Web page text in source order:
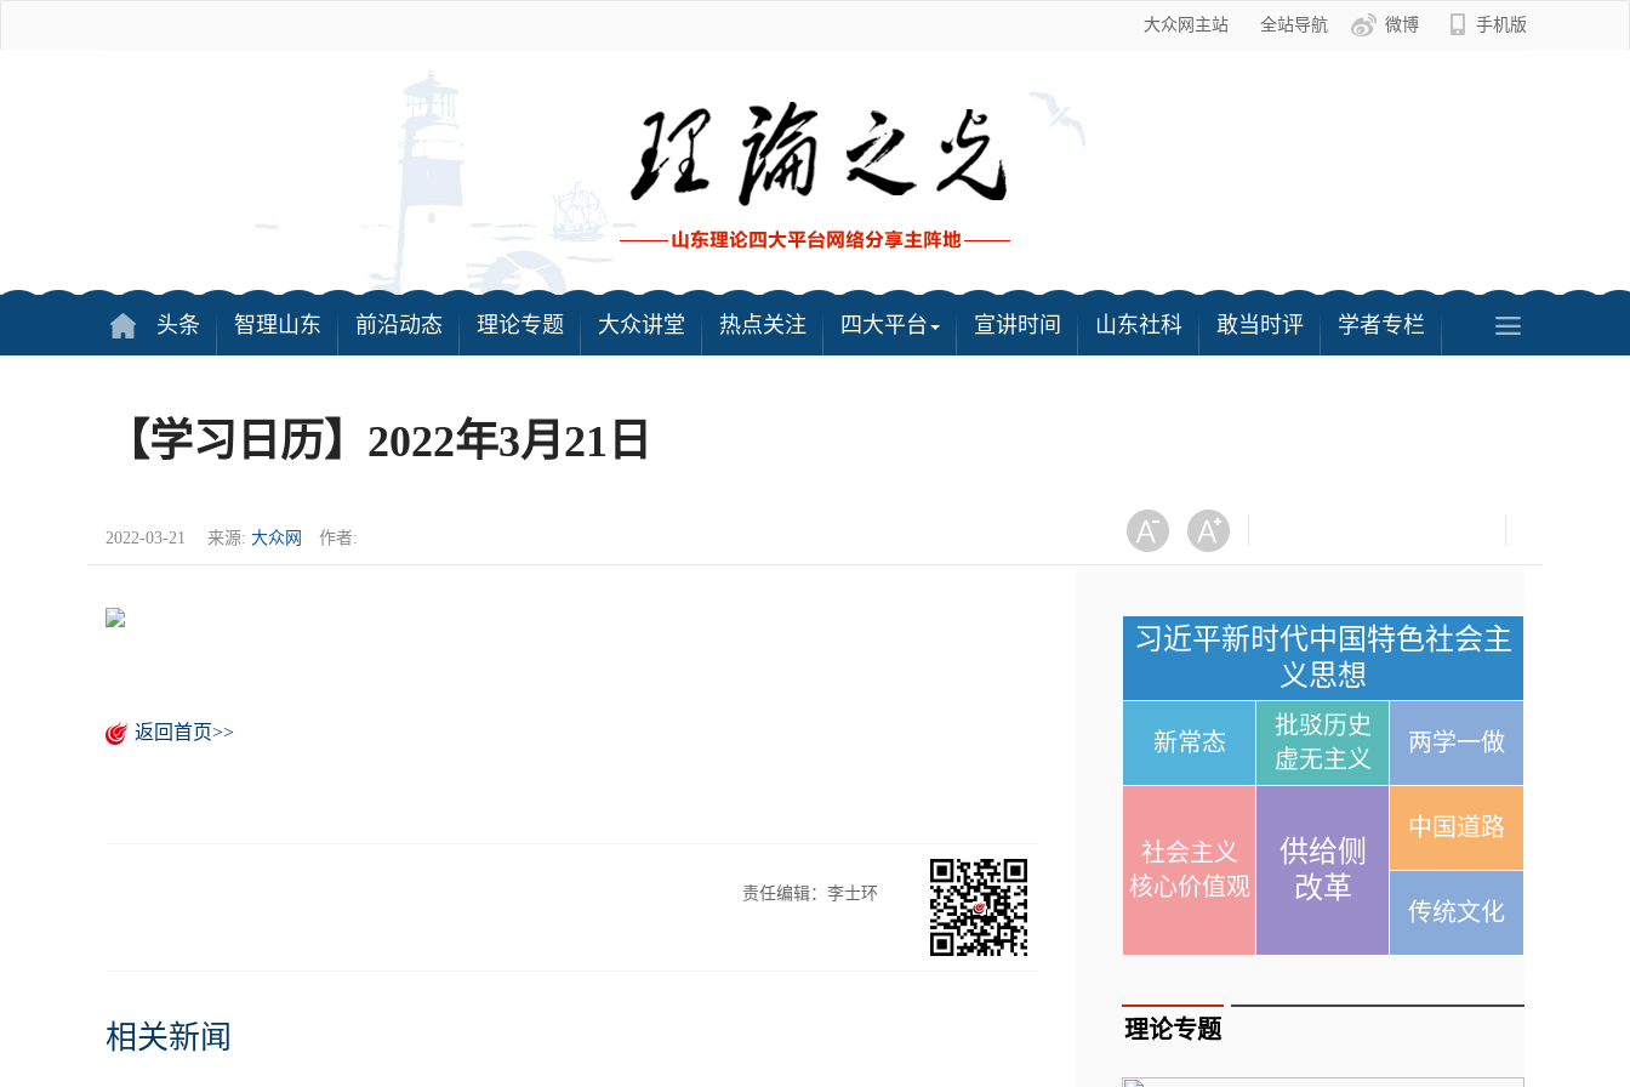
大众网主站 全站导航 微博 手机版
头条 智理山东 前沿动态 理论专题 大众讲堂 热点关注 四大平台 宣讲时间 山东社科 敢当时评 学者专栏
【学习日历】2022年3月21日
2022-03-21 来源: 大众网 作者:
返回首页>>
责任编辑：李士环
相关新闻
习近平新时代中国特色社会主
义思想
新常态
批驳历史
虚无主义
两学一做
社会主义
核心价值观
供给侧
改革
中国道路
传统文化
理论专题